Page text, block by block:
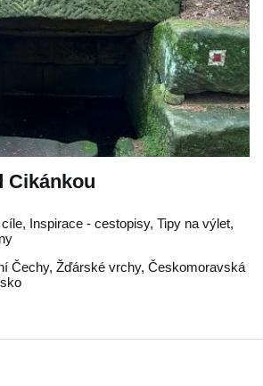
Cikánkou
Inspirace - cestopisy, Tipy na výlet,
Čechy, Žďárské vrchy, Českomoravská